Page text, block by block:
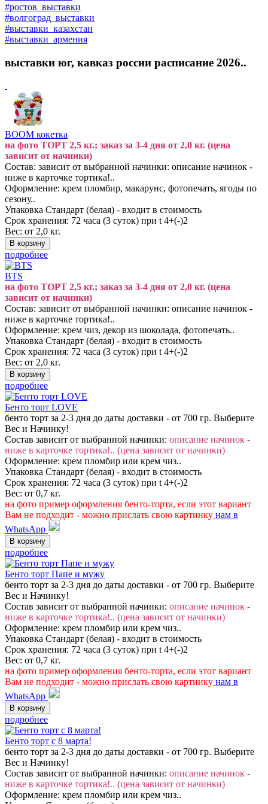
#ростов_выставки
#волгоград_выставки
#выставки_казахстан
#выставки_армения
выставки юг, кавказ россии расписание 2026..
BOOM кокетка
на фото ТОРТ 2,5 кг.; заказ за 3-4 дня от 2,0 кг. (цена
зависит от начинки)
Состав: зависит от выбранной начинки: описание начинок -
ниже в карточке тортика!..
Оформление: крем пломбир, макарунс, фотопечать, ягоды по
сезону..
Упаковка Стандарт (белая) - входит в стоимость
Срок хранения: 72 часа (3 суток) при t 4+(-)2
Вес: от 2,0 кг.
подробнее
BTS
на фото ТОРТ 2,5 кг.; заказ за 3-4 дня от 2,0 кг. (цена
зависит от начинки)
Состав: зависит от выбранной начинки: описание начинок -
ниже в карточке тортика!..
Оформление: крем чиз, декор из шоколада, фотопечать..
Упаковка Стандарт (белая) - входит в стоимость
Срок хранения: 72 часа (3 суток) при t 4+(-)2
Вес: от 2,0 кг.
подробнее
Бенто торт LOVE
бенто торт за 2-3 дня до даты доставки - от 700 гр. Выберите
Вес и Начинку!
Состав зависит от выбранной начинки: описание начинок -
ниже в карточке тортика!.. (цена зависит от начинки)
Оформление: крем пломбир или крем чиз..
Упаковка Стандарт (белая) - входит в стоимость
Срок хранения: 72 часа (3 суток) при t 4+(-)2
Вес: от 0,7 кг.
на фото пример оформления бенто-торта, если этот вариант
Вам не подходит - можно прислать свою картинку нам в
WhatsApp
подробнее
Бенто торт Папе и мужу
бенто торт за 2-3 дня до даты доставки - от 700 гр. Выберите
Вес и Начинку!
Состав зависит от выбранной начинки: описание начинок -
ниже в карточке тортика!.. (цена зависит от начинки)
Оформление: крем пломбир или крем чиз..
Упаковка Стандарт (белая) - входит в стоимость
Срок хранения: 72 часа (3 суток) при t 4+(-)2
Вес: от 0,7 кг.
на фото пример оформления бенто-торта, если этот вариант
Вам не подходит - можно прислать свою картинку нам в
WhatsApp
подробнее
Бенто торт с 8 марта!
бенто торт за 2-3 дня до даты доставки - от 700 гр. Выберите
Вес и Начинку!
Состав зависит от выбранной начинки: описание начинок -
ниже в карточке тортика!.. (цена зависит от начинки)
Оформление: крем пломбир или крем чиз..